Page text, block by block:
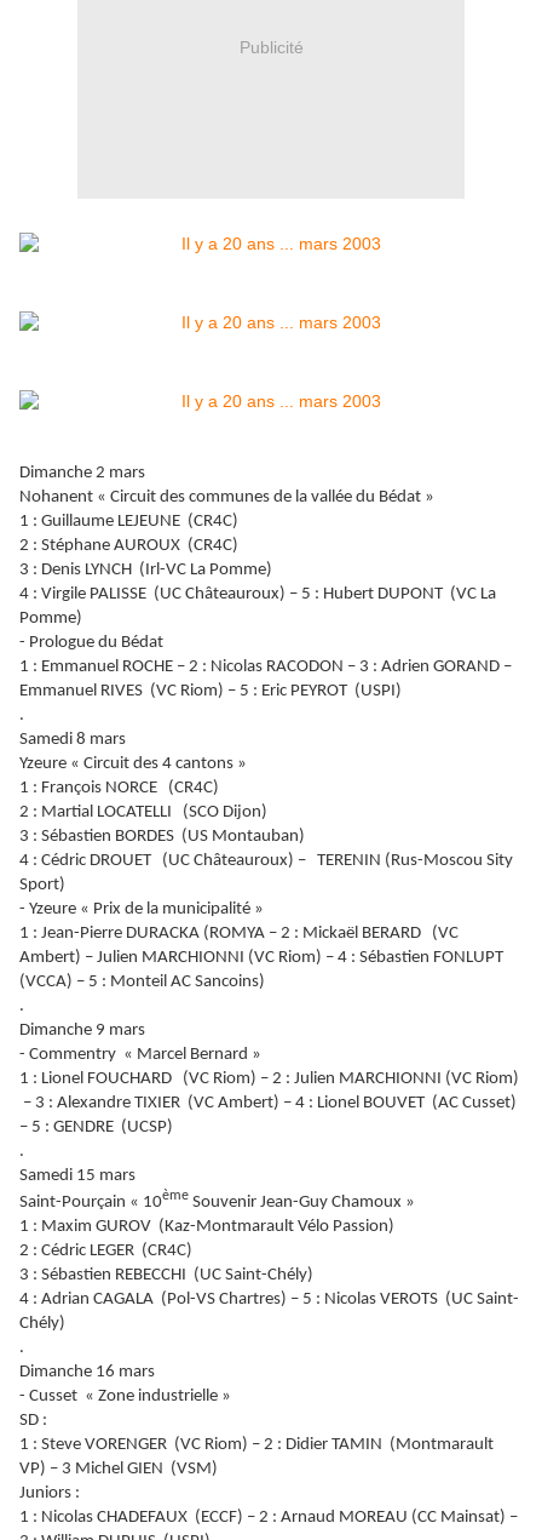
Publicité
Dimanche 2 mars
Nohanent « Circuit des communes de la vallée du Bédat »
1 : Guillaume LEJEUNE (CR4C)
2 : Stéphane AUROUX (CR4C)
3 : Denis LYNCH (Irl-VC La Pomme)
4 : Virgile PALISSE (UC Châteauroux) – 5 : Hubert DUPONT (VC La
Pomme)
- Prologue du Bédat
1 : Emmanuel ROCHE – 2 : Nicolas RACODON – 3 : Adrien GORAND –
Emmanuel RIVES (VC Riom) – 5 : Eric PEYROT (USPI)
.
Samedi 8 mars
Yzeure « Circuit des 4 cantons »
1 : François NORCE (CR4C)
2 : Martial LOCATELLI (SCO Dijon)
3 : Sébastien BORDES (US Montauban)
4 : Cédric DROUET (UC Châteauroux) – TERENIN (Rus-Moscou Sity
Sport)
- Yzeure « Prix de la municipalité »
1 : Jean-Pierre DURACKA (ROMYA – 2 : Mickaël BERARD (VC
Ambert) – Julien MARCHIONNI (VC Riom) – 4 : Sébastien FONLUPT
(VCCA) – 5 : Monteil AC Sancoins)
.
Dimanche 9 mars
- Commentry « Marcel Bernard »
1 : Lionel FOUCHARD (VC Riom) – 2 : Julien MARCHIONNI (VC Riom)
– 3 : Alexandre TIXIER (VC Ambert) – 4 : Lionel BOUVET (AC Cusset)
– 5 : GENDRE (UCSP)
.
Samedi 15 mars
Saint-Pourçain « 10ème Souvenir Jean-Guy Chamoux »
1 : Maxim GUROV (Kaz-Montmarault Vélo Passion)
2 : Cédric LEGER (CR4C)
3 : Sébastien REBECCHI (UC Saint-Chély)
4 : Adrian CAGALA (Pol-VS Chartres) – 5 : Nicolas VEROTS (UC Saint-
Chély)
.
Dimanche 16 mars
- Cusset « Zone industrielle »
SD :
1 : Steve VORENGER (VC Riom) – 2 : Didier TAMIN (Montmarault
VP) – 3 Michel GIEN (VSM)
Juniors :
1 : Nicolas CHADEFAUX (ECCF) – 2 : Arnaud MOREAU (CC Mainsat) –